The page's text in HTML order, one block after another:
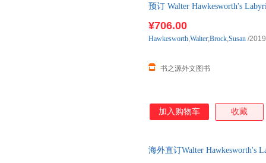
预订 Walter Hawkesworth's
¥706.00
书之源外文图书
Hawkesworth,Walter;Brock,Susan /
加入购物车 收藏
海外直订Walter Hawkesworth's